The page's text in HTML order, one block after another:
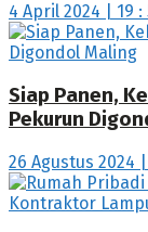
4 April 2024 | 19 :
Siap Panen,
Pekurun
26 Agustus 2024 |